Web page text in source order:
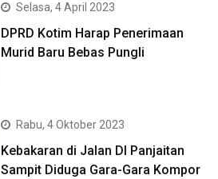
Selasa, 4 April 2023
DPRD Kotim Harap Penerimaan
Murid Baru Bebas Pungli
Rabu, 4 Oktober 2023
Kebakaran di Jalan DI Panjaitan
Sampit Diduga Gara-Gara Kompor